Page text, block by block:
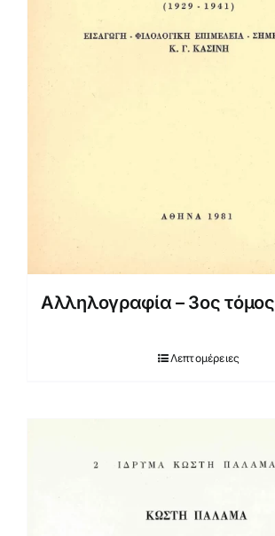
Αλληλογραφία – 3ος τόμος
Λεπτομέρειες